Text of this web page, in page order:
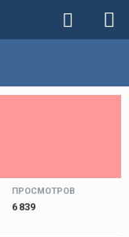
ПРОСМОТРОВ
6 839